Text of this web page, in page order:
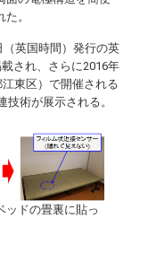
。
英国時間）発行の英
され、さらに2016年
東区）で開催される
術が展示される。
ドの畳裏に貼っ